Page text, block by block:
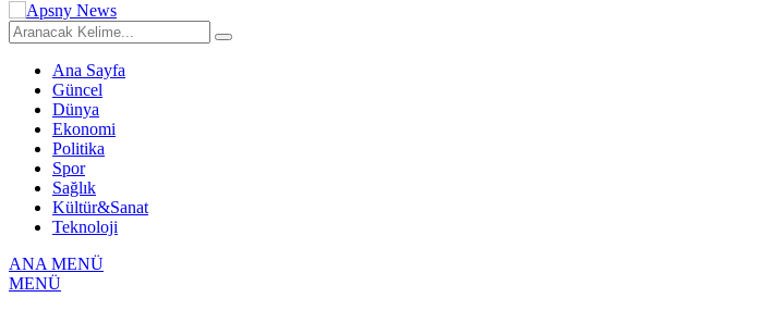
Ana Sayfa
Güncel
Dünya
Ekonomi
Politika
Spor
Sağlık
Kültür&Sanat
Teknoloji
ANA MENÜ
MENÜ